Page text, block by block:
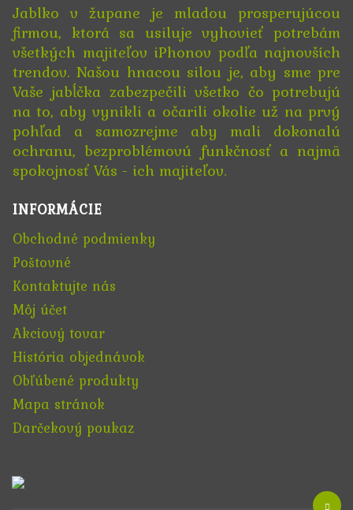
Jablko v župane je mladou prosperujúcou
firmou, ktorá sa usiluje vyhovieť potrebám
všetkých majiteľov iPhonov podľa najnovších
trendov. Našou hnacou silou je, aby sme pre
Vaše jabĺčka zabezpečili všetko čo potrebujú
na to, aby vynikli a očarili okolie už na prvý
pohľad a samozrejme aby mali dokonalú
ochranu, bezproblémovú funkčnosť a najmä
spokojnosť Vás - ich majiteľov.
INFORMÁCIE
Obchodné podmienky
Poštovné
Kontaktujte nás
Môj účet
Akciový tovar
História objednávok
Obľúbené produkty
Mapa stránok
Darčekový poukaz